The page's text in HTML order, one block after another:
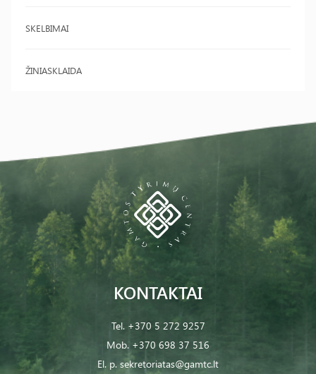
SKELBIMAI
ŽINIASKLAIDA
KONTAKTAI
Tel. +370 5 272 9257
Mob. +370 698 37 516
El. p. sekretoriatas@gamtc.lt